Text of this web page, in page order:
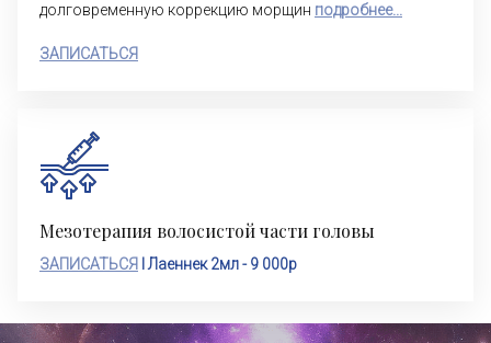
долговременную коррекцию морщин подробнее...
ЗАПИСАТЬСЯ
Мезотерапия волосистой части головы
ЗАПИСАТЬСЯ I Лаеннек 2мл - 9 000р